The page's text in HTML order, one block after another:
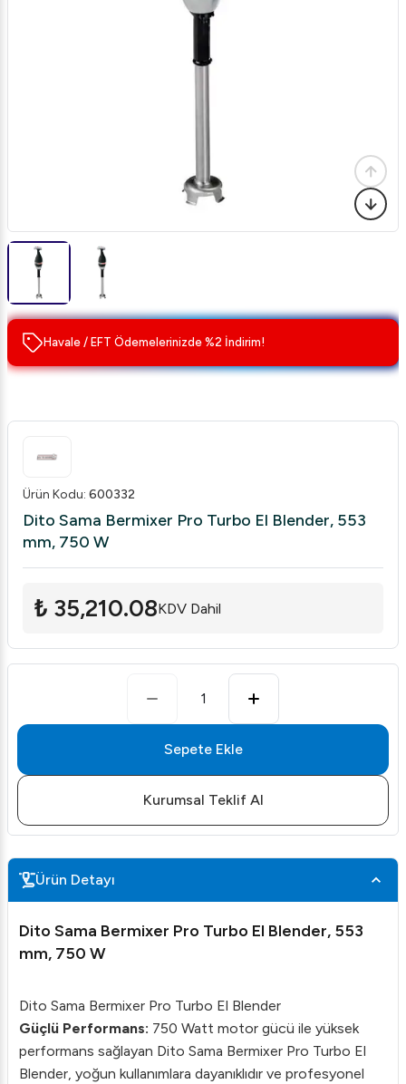
Havale / EFT Ödemelerinizde %2 İndirim!
Ürün Kodu: 600332
Dito Sama Bermixer Pro Turbo El Blender, 553
mm, 750 W
₺ 35,210.08KDV Dahil
1
Sepete Ekle
Kurumsal Teklif Al
Ürün Detayı
Dito Sama Bermixer Pro Turbo El Blender, 553
mm, 750 W
Dito Sama Bermixer Pro Turbo El Blender
Güçlü Performans: 750 Watt motor gücü ile yüksek
performans sağlayan Dito Sama Bermixer Pro Turbo El
Blender, yoğun kullanımlara dayanıklıdır ve profesyonel